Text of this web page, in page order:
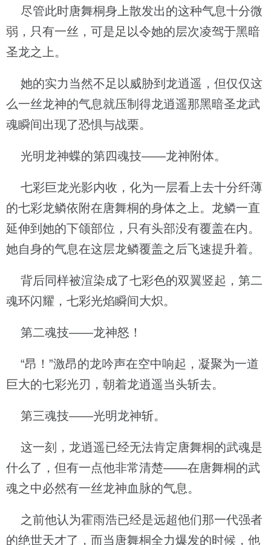
尽管此时唐舞桐身上散发出的这种气息十分微
弱，只有一丝，可是足以令她的层次凌驾于黑暗
圣龙之上。
她的实力当然不足以威胁到龙逍遥，但仅仅这
么一丝龙神的气息就压制得龙逍遥那黑暗圣龙武
魂瞬间出现了恐惧与战栗。
光明龙神蝶的第四魂技——龙神附体。
七彩巨龙光影内收，化为一层看上去十分纤薄
的七彩龙鳞依附在唐舞桐的身体之上。龙鳞一直
延伸到她的下颌部位，只有头部没有覆盖在内。
她自身的气息在这层龙鳞覆盖之后飞速提升着。
背后同样被渲染成了七彩色的双翼竖起，第二
魂环闪耀，七彩光焰瞬间大炽。
第二魂技——龙神怒！
“昂！”激昂的龙吟声在空中响起，凝聚为一道
巨大的七彩光刃，朝着龙逍遥当头斩去。
第三魂技——光明龙神斩。
这一刻，龙逍遥已经无法肯定唐舞桐的武魂是
什么了，但有一点他非常清楚——在唐舞桐的武
魂之中必然有一丝龙神血脉的气息。
之前他认为霍雨浩已经是远超他们那一代强者
的绝世天才了，而当唐舞桐全力爆发的时候，他